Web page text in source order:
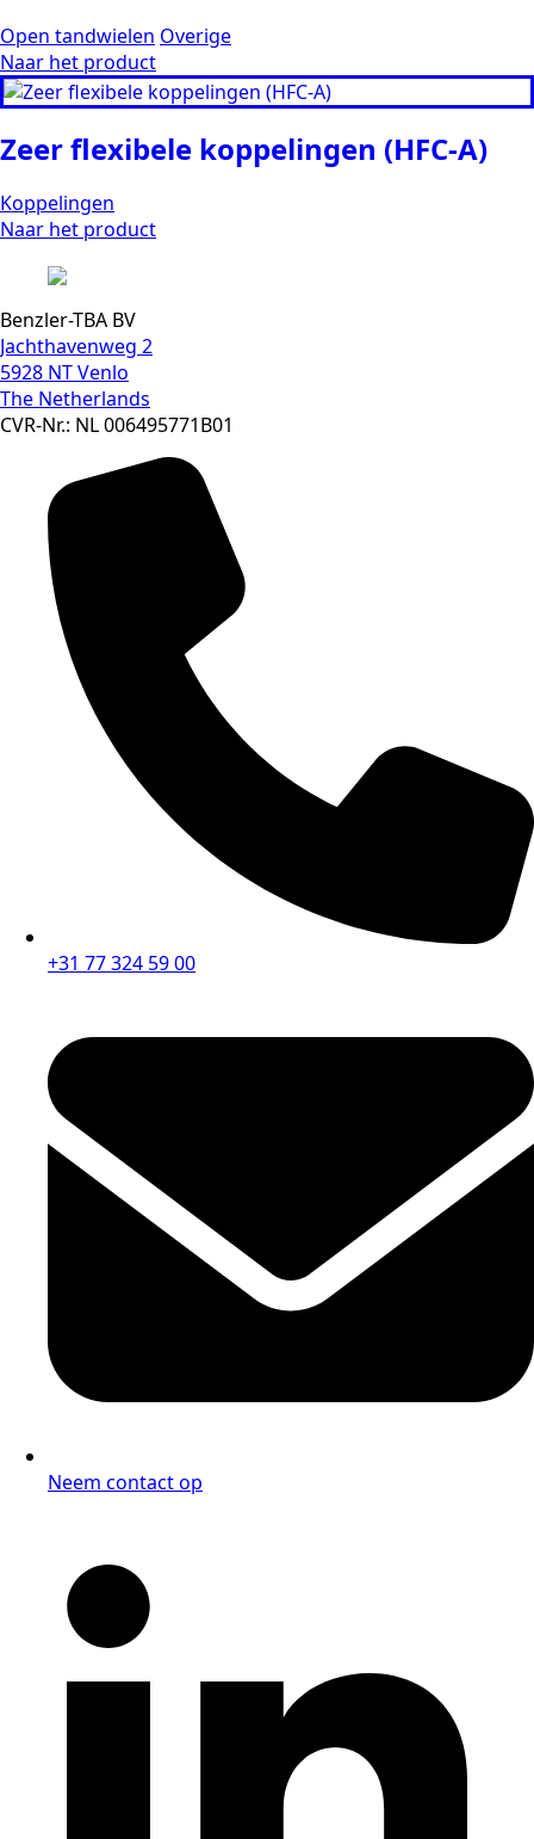
Open tandwielen Overige
Naar het product
Zeer flexibele koppelingen (HFC-A)
Koppelingen
Naar het product
Benzler-TBA BV
Jachthavenweg 2
5928 NT Venlo
The Netherlands
CVR-Nr.: NL 006495771B01
+31 77 324 59 00
Neem contact op